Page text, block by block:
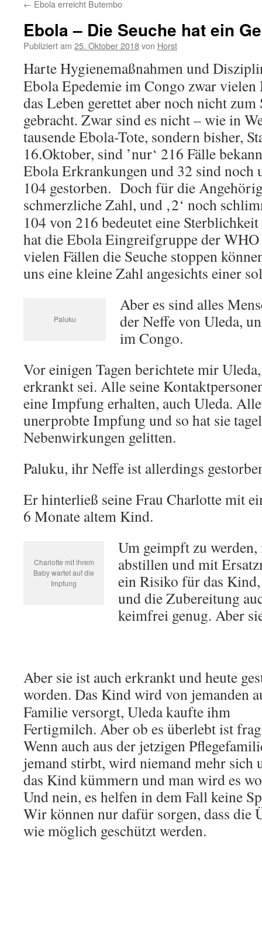
← Ebola erreicht Butembo
Ebola – Die Seuche hat ein
Publiziert am 25. Oktober 2018von Horst
Harte Hygienemaßnahmen und
Ebola Epedemie im Congo zwar vielen
das Leben gerettet aber noch nicht
gebracht. Zwar sind es nicht – wie in
tausende Ebola-Tote, sondern bisher,
16.Oktober, sind ’nur‘ 216 Fälle
Ebola Erkrankungen und 32 sind noch
104 gestorben. Doch für die
schmerzliche Zahl, und ‚2‘ noch
104 von 216 bedeutet eine
hat die Ebola Eingreifgruppe der
vielen Fällen die Seuche stoppen
uns eine kleine Zahl angesichts einer
Paluku
Aber es sind alles
der Neffe von Uleda,
im Congo.
Vor einigen Tagen berichtete mir
erkrankt sei. Alle seine
eine Impfung erhalten, auch Uleda.
unerprobte Impfung und so hat sie
Nebenwirkungen gelitten.
Paluku, ihr Neffe ist allerdings
Er hinterließ seine Frau Charlotte mit
6 Monate altem Kind.
Charlotte mit ihrem
Baby wartet auf die
Impfung
Um geimpft zu
abstillen und mit
ein Risiko für das
und die Zubereitung
keimfrei genug. Aber
Aber sie ist auch erkrankt und heute
worden. Das Kind wird von jemanden
Familie versorgt, Uleda kaufte ihm
Fertigmilch. Aber ob es überlebt ist
Wenn auch aus der jetzigen
jemand stirbt, wird niemand mehr sich
das Kind kümmern und man wird es
Und nein, es helfen in dem Fall keine
Wir können nur dafür sorgen, dass die
wie möglich geschützt werden.